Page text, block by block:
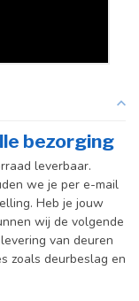
bezorging
leverbaar.
we je per e-mail
Heb je jouw
wij de volgende
van deuren
zoals deurbeslag en